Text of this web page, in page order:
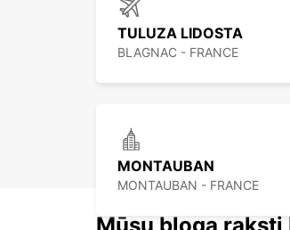
TULUZA LIDOSTA
BLAGNAC - FRANCE
MONTAUBAN
MONTAUBAN - FRANCE